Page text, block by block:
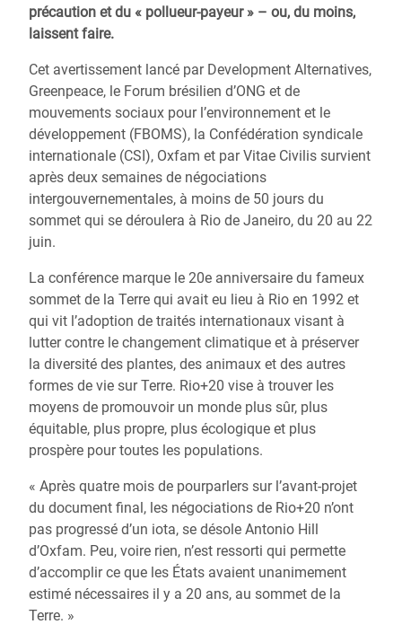
précaution et du « pollueur-payeur » – ou, du moins,
laissent faire.
Cet avertissement lancé par Development Alternatives,
Greenpeace, le Forum brésilien d’ONG et de
mouvements sociaux pour l’environnement et le
développement (FBOMS), la Confédération syndicale
internationale (CSI), Oxfam et par Vitae Civilis survient
après deux semaines de négociations
intergouvernementales, à moins de 50 jours du
sommet qui se déroulera à Rio de Janeiro, du 20 au 22
juin.
La conférence marque le 20e anniversaire du fameux
sommet de la Terre qui avait eu lieu à Rio en 1992 et
qui vit l’adoption de traités internationaux visant à
lutter contre le changement climatique et à préserver
la diversité des plantes, des animaux et des autres
formes de vie sur Terre. Rio+20 vise à trouver les
moyens de promouvoir un monde plus sûr, plus
équitable, plus propre, plus écologique et plus
prospère pour toutes les populations.
« Après quatre mois de pourparlers sur l’avant-projet
du document final, les négociations de Rio+20 n’ont
pas progressé d’un iota, se désole Antonio Hill
d’Oxfam. Peu, voire rien, n’est ressorti qui permette
d’accomplir ce que les États avaient unanimement
estimé nécessaires il y a 20 ans, au sommet de la
Terre. »